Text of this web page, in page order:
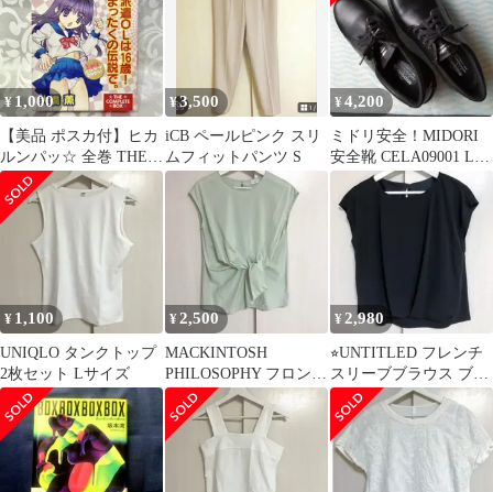
¥ 1,000
【美品 ポスカ付】ヒカ
ルンパッ☆ 全巻 THE
COMPLETE BOX 大橋
薫
¥3,500
iCB ペールピンク スリ
ムフィットパンツ S
¥4,200
ミドリ安全！MIDORI
安全靴 CELA09001 LM
ブラック！新品未使用
品
¥ 1,100
UNIQLO タンクトップ
2枚セット Lサイズ
¥2,500
MACKINTOSH
PHILOSOPHY フロント
ノット 半袖カットソー
¥2,980
⭐︎UNTITLED フレンチ
スリーブブラウス ブラ
ック